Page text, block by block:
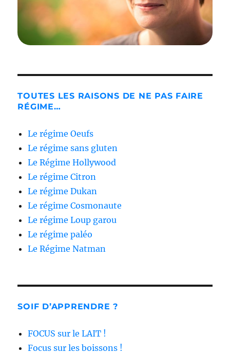
TOUTES LES RAISONS DE NE PAS FAIRE
RÉGIME…
Le régime Oeufs
Le régime sans gluten
Le Régime Hollywood
Le régime Citron
Le régime Dukan
Le régime Cosmonaute
Le régime Loup garou
Le régime paléo
Le Régime Natman
SOIF D’APPRENDRE ?
FOCUS sur le LAIT !
Focus sur les boissons !